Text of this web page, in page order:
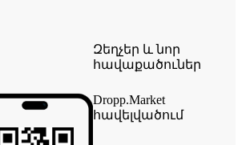
Զեղչեր և նոր
հավաքածուներ
Dropp.Market
հավելվածում